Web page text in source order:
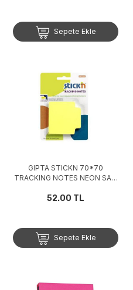
Sepete Ekle
GIPTA STICKN 70*70
TRACKING NOTES NEON SARI
52.00 TL
Sepete Ekle